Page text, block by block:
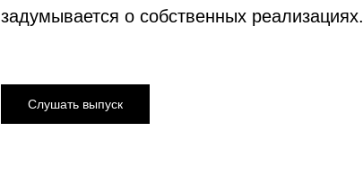
задумывается о собственных реализациях.
Слушать выпуск